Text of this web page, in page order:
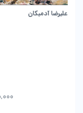
علیرضا آدمبکان